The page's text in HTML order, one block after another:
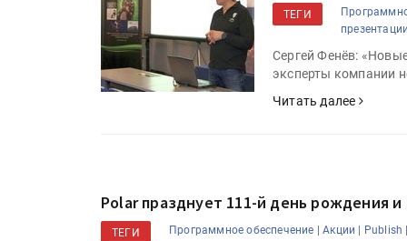
ТЕГИ
Сергей Фенёв:
эксперты компании
Читать далее
Polar празднует 111-й день рождения
ТЕГИ Программное обеспечение | Акции | Publish |